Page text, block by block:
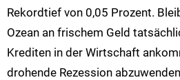
Rekordtief von 0,05 Prozent.
Ozean an frischem Geld
Krediten in der Wirtschaft
drohende Rezession